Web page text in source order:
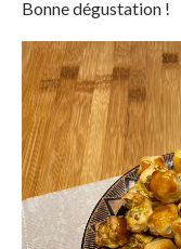
Bonne dégustation !